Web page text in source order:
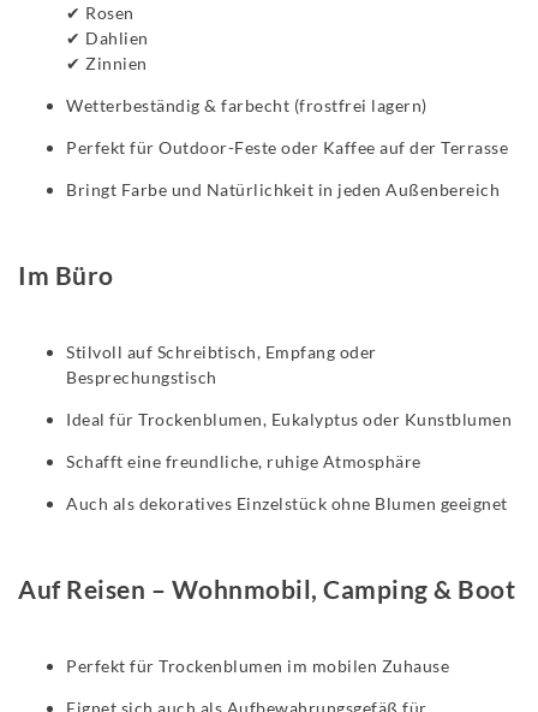
✔ Rosen
✔ Dahlien
✔ Zinnien
Wetterbeständig & farbecht (frostfrei lagern)
Perfekt für Outdoor-Feste oder Kaffee auf der Terrasse
Bringt Farbe und Natürlichkeit in jeden Außenbereich
Im Büro
Stilvoll auf Schreibtisch, Empfang oder
Besprechungstisch
Ideal für Trockenblumen, Eukalyptus oder Kunstblumen
Schafft eine freundliche, ruhige Atmosphäre
Auch als dekoratives Einzelstück ohne Blumen geeignet
Auf Reisen – Wohnmobil, Camping & Boot
Perfekt für Trockenblumen im mobilen Zuhause
Eignet sich auch als Aufbewahrungsgefäß für